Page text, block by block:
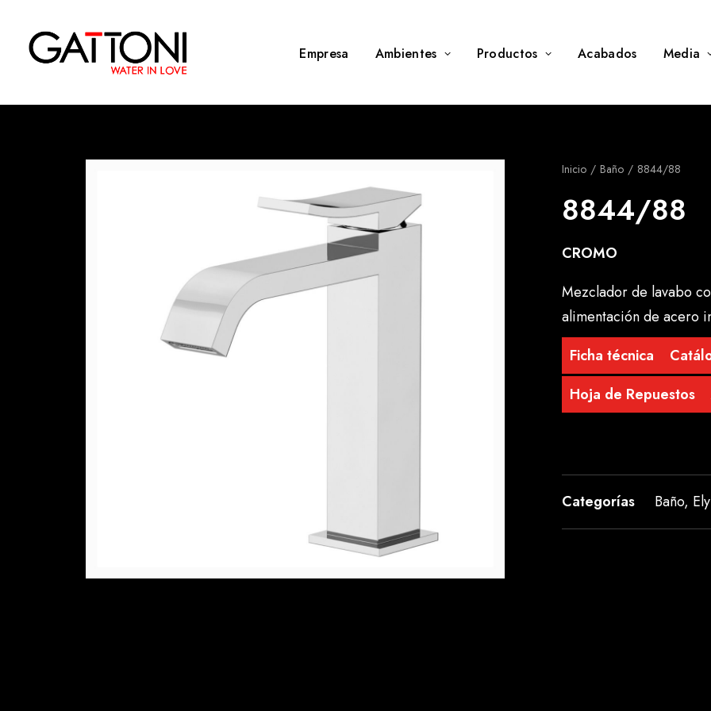
Empresa Ambientes Productos Acabados Media
Inicio Baño 8844/88
8844/88
CROMO
Mezclador de lavabo
alimentación de acero
Ficha técnica
Hoja de Repuestos
Categorías Baño, Ely